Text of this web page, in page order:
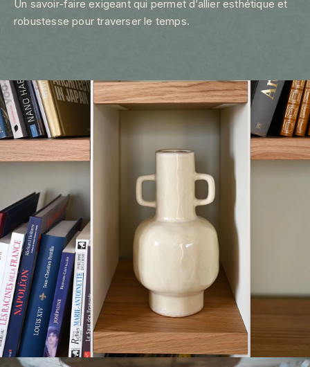
Un savoir-faire exigeant qui permet d’allier esthétique et
robustesse pour traverser le temps.